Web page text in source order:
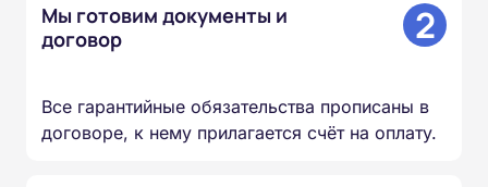
Мы готовим документы и
договор
2
Все гарантийные обязательства прописаны в
договоре, к нему прилагается счёт на оплату.